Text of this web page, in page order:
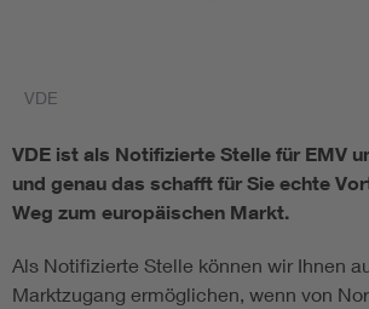
VDE
VDE ist als Notifizierte Stelle für EMV
und genau das schafft für Sie echte
Weg zum europäischen Markt.
Als Notifizierte Stelle können wir Ihnen
Marktzugang ermöglichen, wenn von